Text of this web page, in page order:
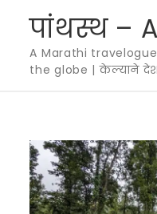
content
पांथस्थ –
A Marathi
the globe | केल्याने